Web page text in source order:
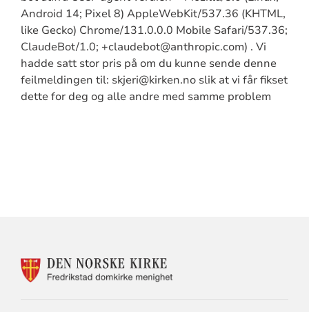
Android 14; Pixel 8) AppleWebKit/537.36 (KHTML,
like Gecko) Chrome/131.0.0.0 Mobile Safari/537.36;
ClaudeBot/1.0; +claudebot@anthropic.com) . Vi
hadde satt stor pris på om du kunne sende denne
feilmeldingen til: skjeri@kirken.no slik at vi får fikset
dette for deg og alle andre med samme problem
FOR